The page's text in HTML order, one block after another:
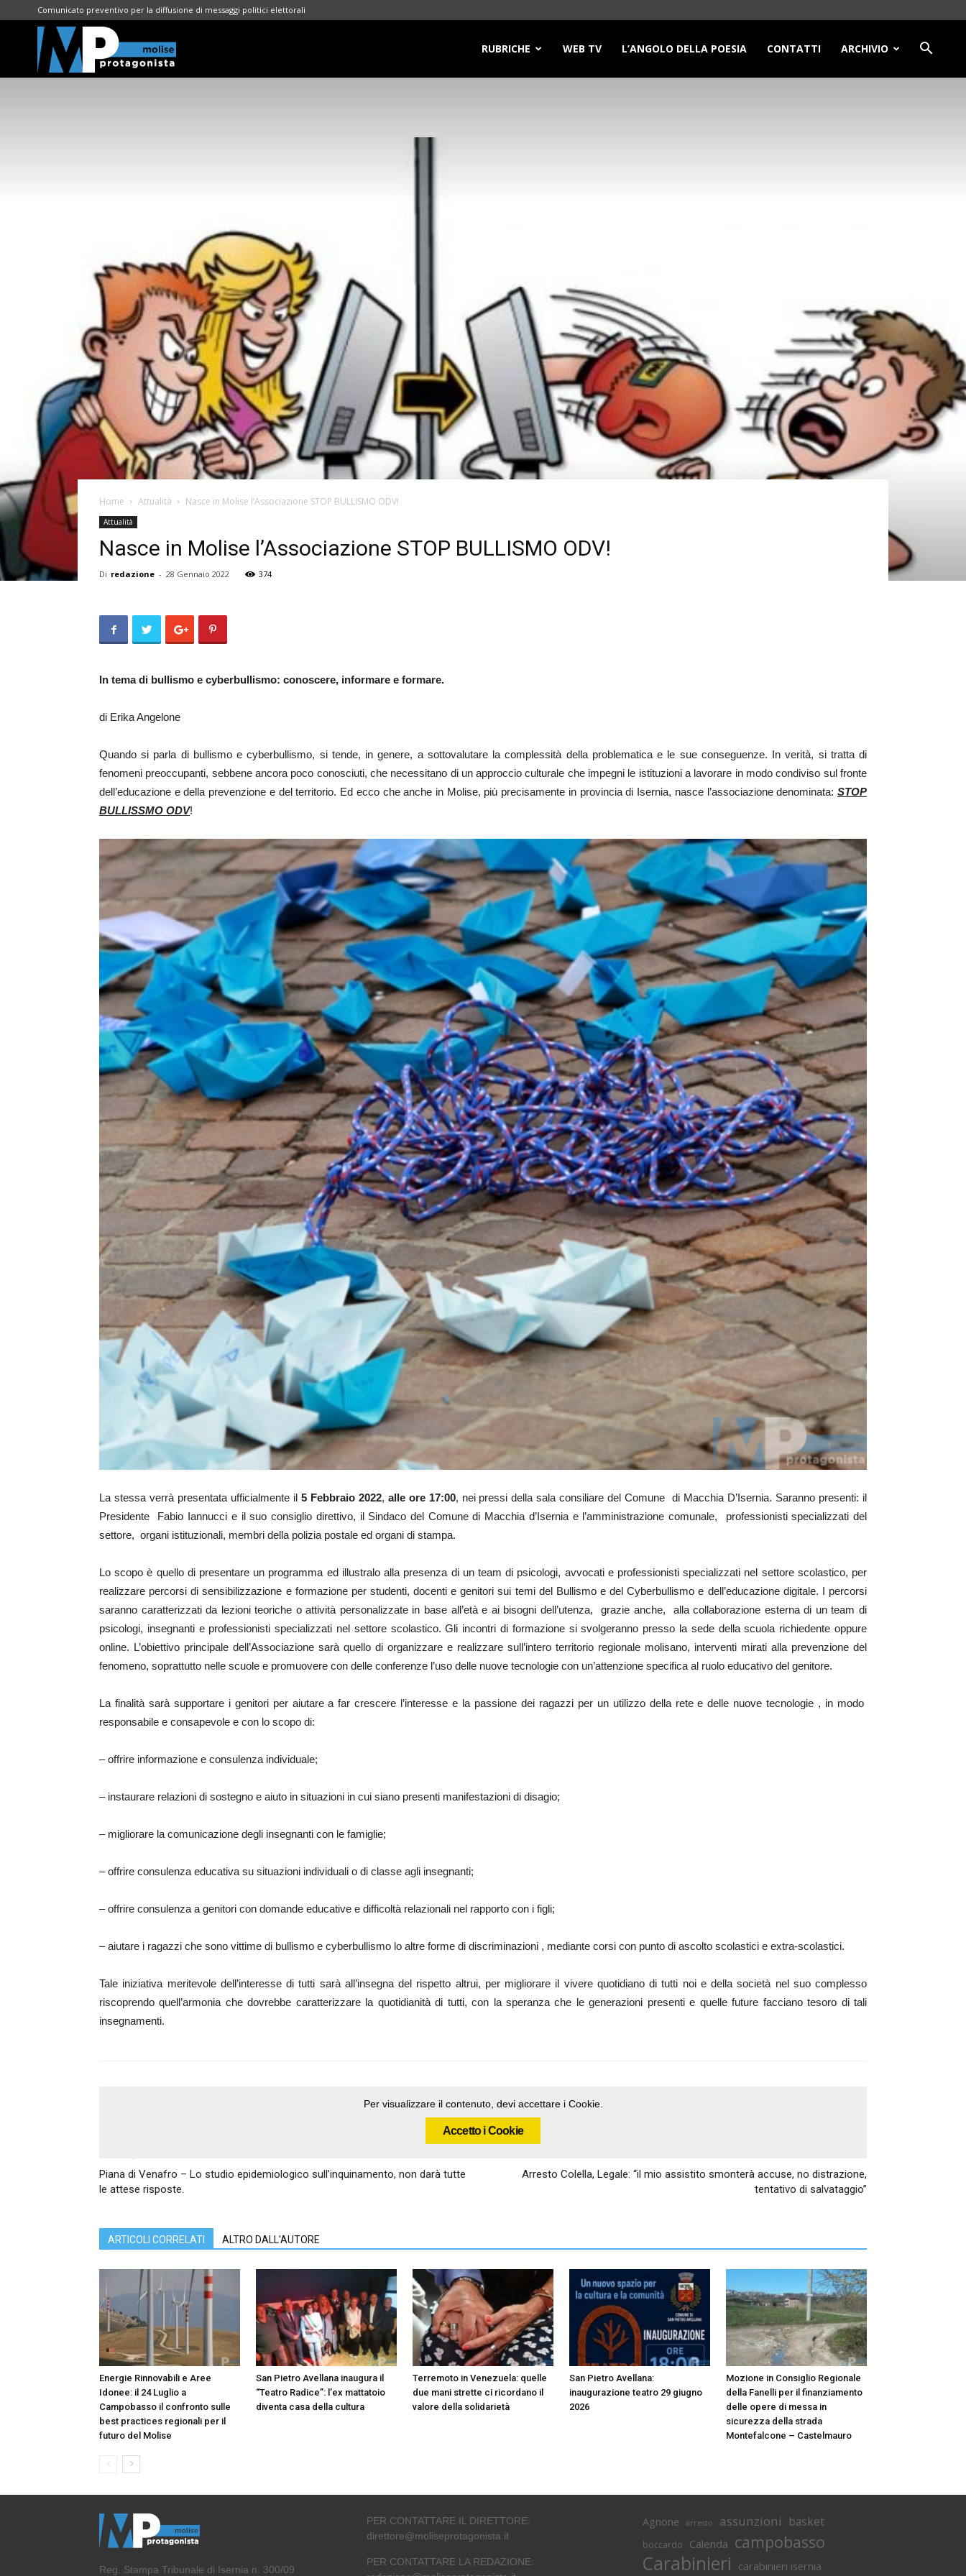
Comunicato preventivo per la diffusione di messaggi politici elettorali
RUBRICHE WEB TV L’ANGOLO DELLA POESIA CONTATTI ARCHIVIO
Home Attualità Nasce in Molise l’Associazione STOP BULLISMO ODV!
Attualità
Nasce in Molise l’Associazione STOP BULLISMO ODV!
Di redazione - 28 Gennaio 2022 374
In tema di bullismo e cyberbullismo: conoscere, informare e formare.
di Erika Angelone
Quando si parla di bullismo e cyberbullismo, si tende, in genere, a sottovalutare la complessità della problematica e le sue conseguenze. In verità, si tratta di
fenomeni preoccupanti, sebbene ancora poco conosciuti, che necessitano di un approccio culturale che impegni le istituzioni a lavorare in modo condiviso sul fronte
dell’educazione e della prevenzione e del territorio. Ed ecco che anche in Molise, più precisamente in provincia di Isernia, nasce l’associazione denominata: STOP
BULLISSMO ODV!
La stessa verrà presentata ufficialmente il 5 Febbraio 2022, alle ore 17:00, nei pressi della sala consiliare del Comune di Macchia D’Isernia. Saranno presenti: il
Presidente Fabio Iannucci e il suo consiglio direttivo, il Sindaco del Comune di Macchia d’Isernia e l’amministrazione comunale, professionisti specializzati del
settore, organi istituzionali, membri della polizia postale ed organi di stampa.
Lo scopo è quello di presentare un programma ed illustralo alla presenza di un team di psicologi, avvocati e professionisti specializzati nel settore scolastico, per
realizzare percorsi di sensibilizzazione e formazione per studenti, docenti e genitori sui temi del Bullismo e del Cyberbullismo e dell’educazione digitale. I percorsi
saranno caratterizzati da lezioni teoriche o attività personalizzate in base all’età e ai bisogni dell’utenza, grazie anche, alla collaborazione esterna di un team di
psicologi, insegnanti e professionisti specializzati nel settore scolastico. Gli incontri di formazione si svolgeranno presso la sede della scuola richiedente oppure
online. L’obiettivo principale dell’Associazione sarà quello di organizzare e realizzare sull’intero territorio regionale molisano, interventi mirati alla prevenzione del
fenomeno, soprattutto nelle scuole e promuovere con delle conferenze l’uso delle nuove tecnologie con un’attenzione specifica al ruolo educativo del genitore.
La finalità sarà supportare i genitori per aiutare a far crescere l’interesse e la passione dei ragazzi per un utilizzo della rete e delle nuove tecnologie , in modo
responsabile e consapevole e con lo scopo di:
– offrire informazione e consulenza individuale;
– instaurare relazioni di sostegno e aiuto in situazioni in cui siano presenti manifestazioni di disagio;
– migliorare la comunicazione degli insegnanti con le famiglie;
– offrire consulenza educativa su situazioni individuali o di classe agli insegnanti;
– offrire consulenza a genitori con domande educative e difficoltà relazionali nel rapporto con i figli;
– aiutare i ragazzi che sono vittime di bullismo e cyberbullismo lo altre forme di discriminazioni , mediante corsi con punto di ascolto scolastici e extra-scolastici.
Tale iniziativa meritevole dell’interesse di tutti sarà all’insegna del rispetto altrui, per migliorare il vivere quotidiano di tutti noi e della società nel suo complesso
riscoprendo quell’armonia che dovrebbe caratterizzare la quotidianità di tutti, con la speranza che le generazioni presenti e quelle future facciano tesoro di tali
insegnamenti.
Per visualizzare il contenuto, devi accettare i Cookie.
Accetto i Cookie
Piana di Venafro – Lo studio epidemiologico sull’inquinamento, non darà tutte
le attese risposte.
Arresto Colella, Legale: “il mio assistito smonterà accuse, no distrazione,
tentativo di salvataggio”
ARTICOLI CORRELATI ALTRO DALL'AUTORE
Energie Rinnovabili e Aree
Idonee: il 24 Luglio a
Campobasso il confronto sulle
best practices regionali per il
futuro del Molise
San Pietro Avellana inaugura il
“Teatro Radice”: l’ex mattatoio
diventa casa della cultura
Terremoto in Venezuela: quelle
due mani strette ci ricordano il
valore della solidarietà
San Pietro Avellana:
inaugurazione teatro 29 giugno
2026
Mozione in Consiglio Regionale
della Fanelli per il finanziamento
delle opere di messa in
sicurezza della strada
Montefalcone – Castelmauro
Reg. Stampa Tribunale di Isernia n. 300/09
PER CONTATTARE IL DIRETTORE:
direttore@moliseprotagonista.it
PER CONTATTARE LA REDAZIONE:
Agnone arresto assunzioni basket
boccardo Calenda campobasso
Carabinieri carabinieri isernia